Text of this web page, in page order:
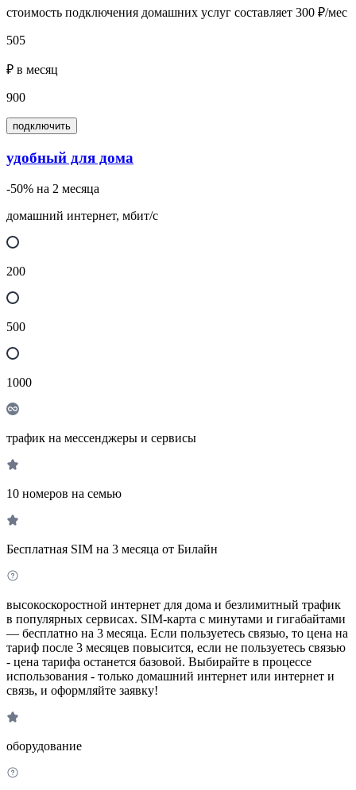
стоимость подключения домашних услуг составляет 300 ₽/мес
505
₽ в месяц
900
подключить
удобный для дома
-50% на 2 месяца
домашний интернет, мбит/с
200
500
1000
трафик на мессенджеры и сервисы
10 номеров на семью
Бесплатная SIM на 3 месяца от Билайн
высокоскоростной интернет для дома и безлимитный трафик
в популярных сервисах. SIM-карта с минутами и гигабайтами
— бесплатно на 3 месяца. Если пользуетесь связью, то цена на
тариф после 3 месяцев повысится, если не пользуетесь связью
- цена тарифа останется базовой. Выбирайте в процессе
использования - только домашний интернет или интернет и
связь, и оформляйте заявку!
оборудование